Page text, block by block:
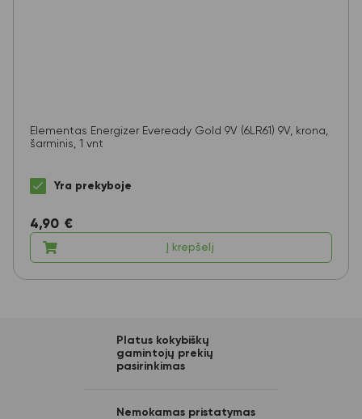
Elementas Energizer Eveready Gold 9V (6LR61) 9V, krona,
šarminis, 1 vnt
Yra prekyboje
4,90 €
Į krepšelį
Platus kokybiškų
gamintojų prekių
pasirinkimas
Nemokamas pristatymas